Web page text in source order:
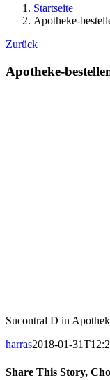
Startseite
Apotheke-
Zurück
Apotheke-
Sucontral D in
harras2018-01-
Share This Story,